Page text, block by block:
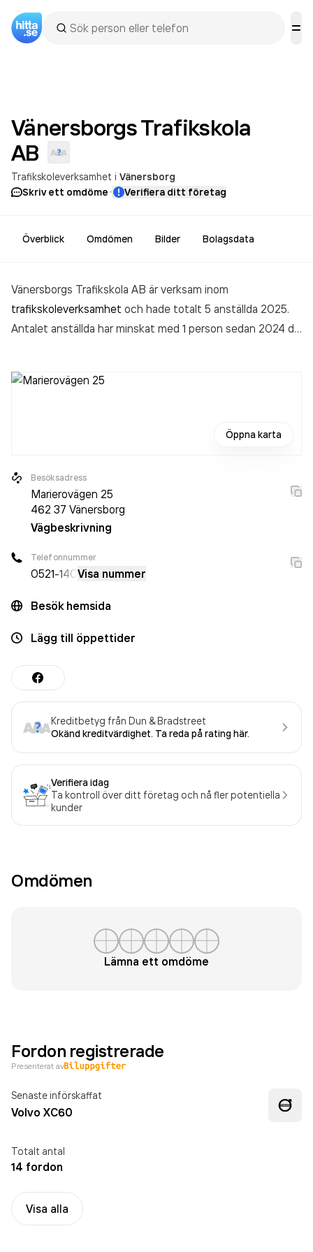
Vänersborgs Trafikskola
AB
Trafikskoleverksamhet i Vänersborg
Skriv ett omdöme· Verifiera ditt företag
Överblick Omdömen Bilder Bolagsdata
Vänersborgs Trafikskola AB är verksam inom
trafikskoleverksamhet och hade totalt 5 anställda 2025.
Antalet anställda har minskat med 1 person sedan 2024 då
Trafikskola AB omsatte 4 694 000,00 kr
Öppna karta
Besöksadress
Marierovägen 25
462 37 Vänersborg
Vägbeskrivning
Telefonnummer
0521-140Visa nummer
Besök hemsida
Lägg till öppettider
Kreditbetyg från Dun & Bradstreet
Okänd kreditvärdighet. Ta reda på rating här.
Verifiera idag
Ta kontroll över ditt företag och nå fler potentiella
kunder
Omdömen
Lämna ett omdöme
Fordon registrerade
Presenterat av
Senaste införskaffat
Volvo XC60
Totalt antal
14 fordon
Visa alla